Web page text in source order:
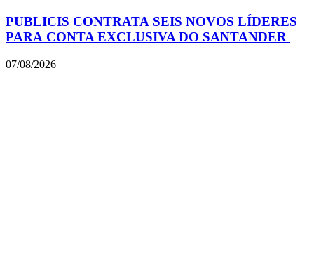
PUBLICIS CONTRATA SEIS NOVOS LÍDERES
PARA CONTA EXCLUSIVA DO SANTANDER
07/08/2026